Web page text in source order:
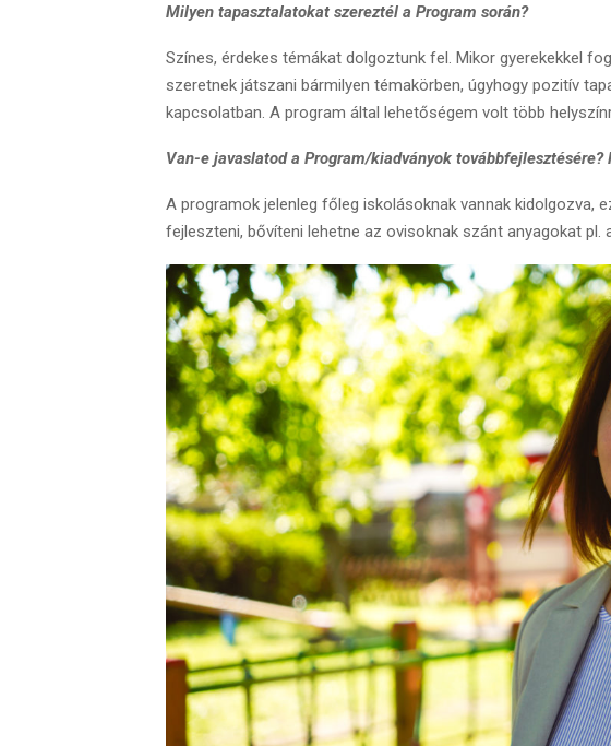
Milyen tapasztalatokat szereztél a Program során?
Színes, érdekes témákat dolgoztunk fel. Mikor gyerekekkel
szeretnek játszani bármilyen témakörben, úgyhogy pozitív
kapcsolatban. A program által lehetőségem volt több
Van-e javaslatod a Program/kiadványok
A programok jelenleg főleg iskolásoknak vannak kidolgozva,
fejleszteni, bővíteni lehetne az ovisoknak szánt anyagokat pl.